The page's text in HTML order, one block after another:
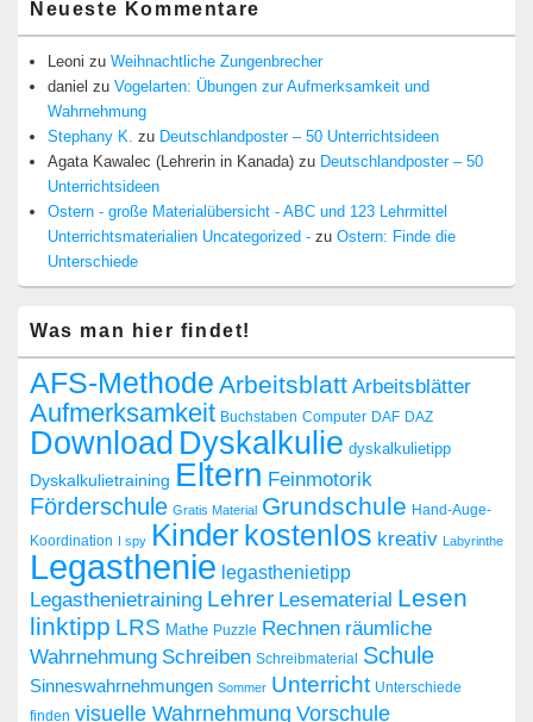
Neueste Kommentare
Leoni zu Weihnachtliche Zungenbrecher
daniel zu Vogelarten: Übungen zur Aufmerksamkeit und
Wahrnehmung
Stephany K. zu Deutschlandposter – 50 Unterrichtsideen
Agata Kawalec (Lehrerin in Kanada) zu Deutschlandposter – 50
Unterrichtsideen
Ostern - große Materialübersicht - ABC und 123 Lehrmittel
Unterrichtsmaterialien Uncategorized - zu Ostern: Finde die
Unterschiede
Was man hier findet!
AFS-Methode Arbeitsblatt Arbeitsblätter
Aufmerksamkeit Buchstaben Computer DAF DAZ
Download Dyskalkulie dyskalkulietipp
Dyskalkulietraining Eltern Feinmotorik
Förderschule Gratis Material Grundschule Hand-Auge-
Koordination I spy Kinderkostenlos kreativ Labyrinthe
Legasthenie legasthenietipp
Legasthenietraining Lehrer Lesematerial Lesen
linktipp LRS Mathe Puzzle Rechnen räumliche
Wahrnehmung Schreiben Schreibmaterial Schule
Sinneswahrnehmungen Sommer Unterricht Unterschiede
finden visuelle Wahrnehmung Vorschule